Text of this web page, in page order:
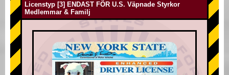
Licenstyp [3] ENDAST FÖR U.S. Väpnade Styrkor
Medlemmar & Familj